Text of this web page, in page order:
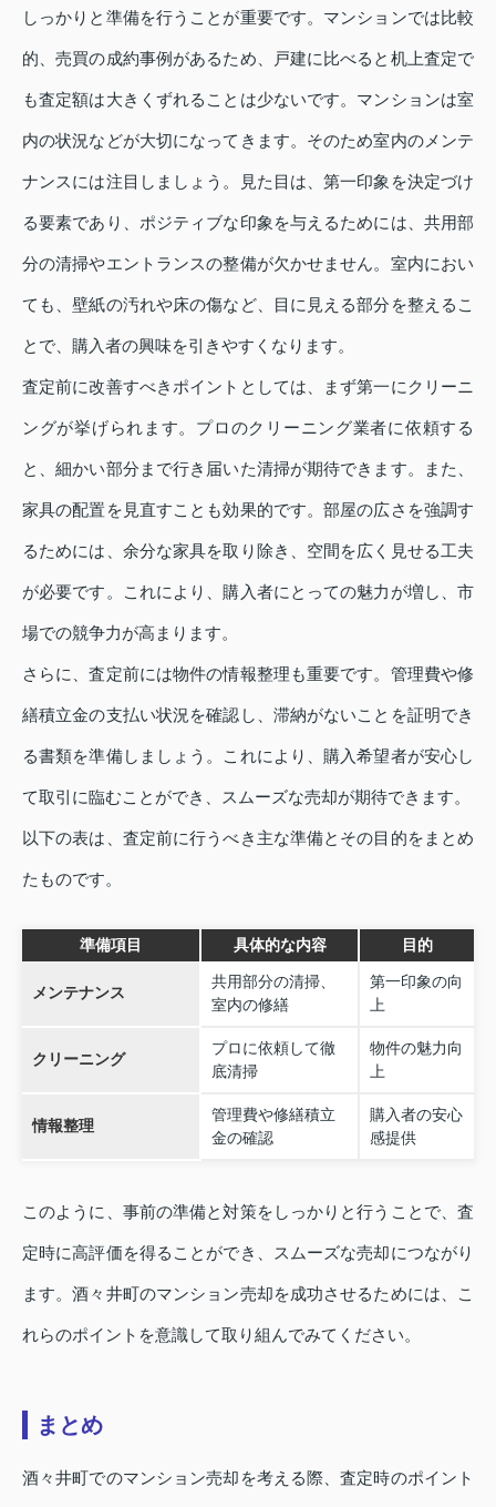
しっかりと準備を行うことが重要です。マンションでは比較
的、売買の成約事例があるため、戸建に比べると机上査定で
も査定額は大きくずれることは少ないです。マンションは室
内の状況などが大切になってきます。そのため室内のメンテ
ナンスには注目しましょう。見た目は、第一印象を決定づけ
る要素であり、ポジティブな印象を与えるためには、共用部
分の清掃やエントランスの整備が欠かせません。室内におい
ても、壁紙の汚れや床の傷など、目に見える部分を整えるこ
とで、購入者の興味を引きやすくなります。
査定前に改善すべきポイントとしては、まず第一にクリーニ
ングが挙げられます。プロのクリーニング業者に依頼する
と、細かい部分まで行き届いた清掃が期待できます。また、
家具の配置を見直すことも効果的です。部屋の広さを強調す
るためには、余分な家具を取り除き、空間を広く見せる工夫
が必要です。これにより、購入者にとっての魅力が増し、市
場での競争力が高まります。
さらに、査定前には物件の情報整理も重要です。管理費や修
繕積立金の支払い状況を確認し、滞納がないことを証明でき
る書類を準備しましょう。これにより、購入希望者が安心し
て取引に臨むことができ、スムーズな売却が期待できます。
以下の表は、査定前に行うべき主な準備とその目的をまとめ
たものです。
準備項目 具体的な内容 目的
メンテナンス
共用部分の清掃、
室内の修繕
第一印象の向
上
クリーニング
プロに依頼して徹
底清掃
物件の魅力向
上
情報整理
管理費や修繕積立
金の確認
購入者の安心
感提供
このように、事前の準備と対策をしっかりと行うことで、査
定時に高評価を得ることができ、スムーズな売却につながり
ます。酒々井町のマンション売却を成功させるためには、こ
れらのポイントを意識して取り組んでみてください。
まとめ
酒々井町でのマンション売却を考える際、査定時のポイント